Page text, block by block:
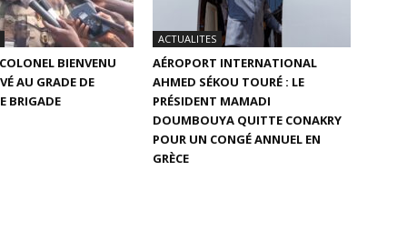
BIENVENU
AU GRADE DE
BRIGADE
ACTUALITES
AÉROPORT INTERNATIONAL
AHMED SÉKOU TOURÉ : LE
PRÉSIDENT MAMADI
DOUMBOUYA QUITTE CONAKRY
POUR UN CONGÉ ANNUEL EN
GRÈCE